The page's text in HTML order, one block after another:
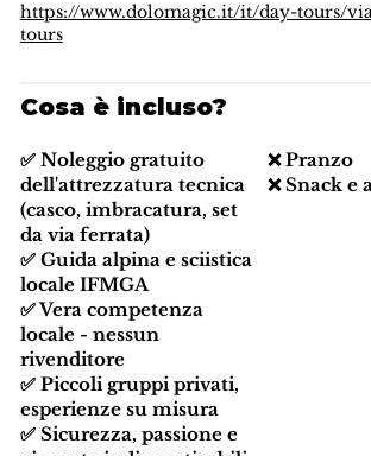
https://www.dolomagic.it/it/day-tours/
tours
Cosa è incluso?
✅ Noleggio gratuito
dell'attrezzatura tecnica
(casco, imbracatura, set
da via ferrata)
✅ Guida alpina e sciistica
locale IFMGA
✅ Vera competenza
locale - nessun
rivenditore
✅ Piccoli gruppi privati,
esperienze su misura
✅ Sicurezza, passione e
❌ Pranzo
❌ Snack e